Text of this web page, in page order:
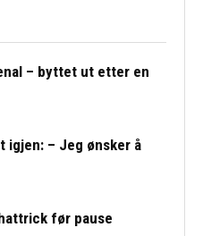
– byttet ut etter en
igjen: – Jeg ønsker å
før pause